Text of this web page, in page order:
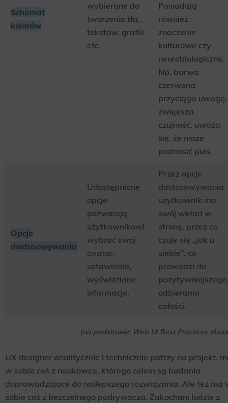
Schemat
kolorów
wybierane do
tworzenia tła,
tekstów, grafik
etc.
Posiadają
również
znaczenie
kulturowe czy
neurobiologiczne.
Np. barwa
czerwona
przyciąga uwagę,
zwiększa
czujność, uważa
się, że może
podnosić puls.
Opcje
dostosowywania
Udostępnione
opcje
pozwalają
użytkownikowi
wybrać swój
avatar,
ustawienia,
wyświetlane
informacje.
Przez opcje
dostosowywania
użytkownik ma
swój wkład w
stronę, przez co
czuje się „jak u
siebie”, co
prowadzi do
pozytywniejszego
odbierania
całości.
(na podstawie: Web UI Best Practices
UX designer analitycznie i technicznie patrzy na projekt,
w sobie coś z naukowca, którego celem są badania
doprowadzające do najlepszego rozwiązania. Ale też ma
sobie coś z bezczelnego podrywacza. Zakochani ludzie z